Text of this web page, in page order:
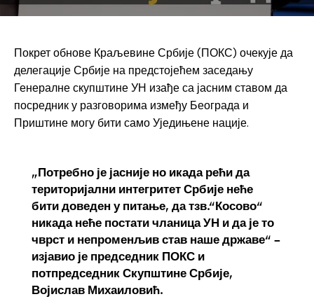
Покрет обнове Краљевине Србије (ПОКС) очекује да
делегације Србије на предстојећем заседању
Генералне скупштине УН изађе са јасним ставом да
посредник у разговорима између Београда и
Приштине могу бити само Уједињене нације.
„Потребно је јасније но икада рећи да
територијални интегритет Србије неће
бити доведен у питање, да тзв.“Косово“
никада неће постати чланица УН и да је то
чврст и непроменљив став наше државе“ –
изјавио је председник ПОКС и
потпредседник Скупштине Србије,
Војислав Михаиловић.